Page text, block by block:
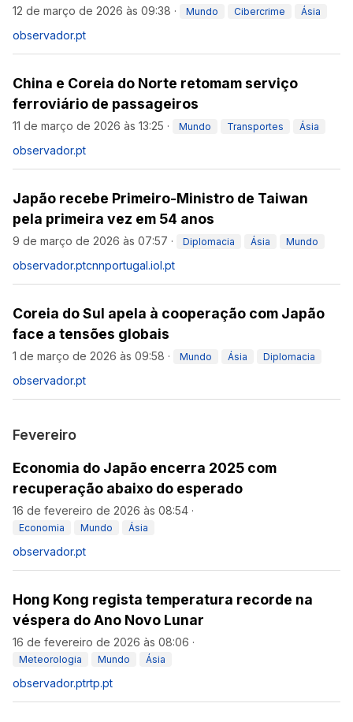
12 de março de 2026 às 09:38 · Mundo Cibercrime Ásia
observador.pt
China e Coreia do Norte retomam serviço
ferroviário de passageiros
11 de março de 2026 às 13:25 · Mundo Transportes Ásia
observador.pt
Japão recebe Primeiro-Ministro de Taiwan
pela primeira vez em 54 anos
9 de março de 2026 às 07:57 · Diplomacia Ásia Mundo
observador.ptcnnportugal.iol.pt
Coreia do Sul apela à cooperação com Japão
face a tensões globais
1 de março de 2026 às 09:58 · Mundo Ásia Diplomacia
observador.pt
Fevereiro
Economia do Japão encerra 2025 com
recuperação abaixo do esperado
16 de fevereiro de 2026 às 08:54 ·
Economia Mundo Ásia
observador.pt
Hong Kong regista temperatura recorde na
véspera do Ano Novo Lunar
16 de fevereiro de 2026 às 08:06 ·
Meteorologia Mundo Ásia
observador.ptrtp.pt